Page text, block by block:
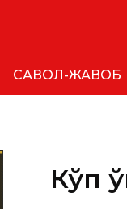
САВОЛ-ЖАВОБ
Кўп